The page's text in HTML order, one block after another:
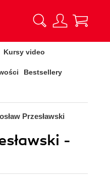
Kursy video
Bestsellery
Przesławski
-